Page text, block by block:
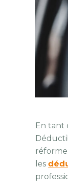
En tant
réforme
les